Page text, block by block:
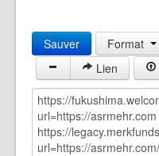
Sauver Format
Lien